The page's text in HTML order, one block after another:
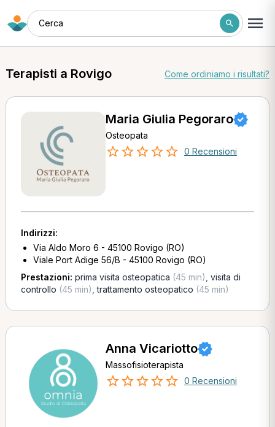
Cerca
Terapisti a Rovigo Come ordiniamo i risultati?
Maria Giulia Pegoraro
Osteopata
0 Recensioni
Indirizzi:
Via Aldo Moro 6 - 45100 Rovigo (RO)
Viale Port Adige 56/B - 45100 Rovigo (RO)
Prestazioni: prima visita osteopatica (45 min) visita di
controllo (45 min) ,trattamento osteopatico (45 min)
Anna Vicariotto
Massofisioterapista
0 Recensioni